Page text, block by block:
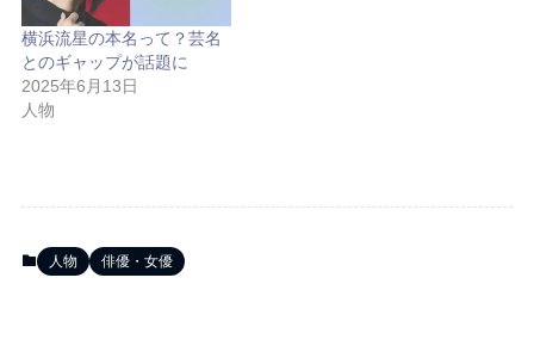
横浜流星の本名って？芸名
とのギャップが話題に
2025年6月13日
人物
人物 俳優・女優